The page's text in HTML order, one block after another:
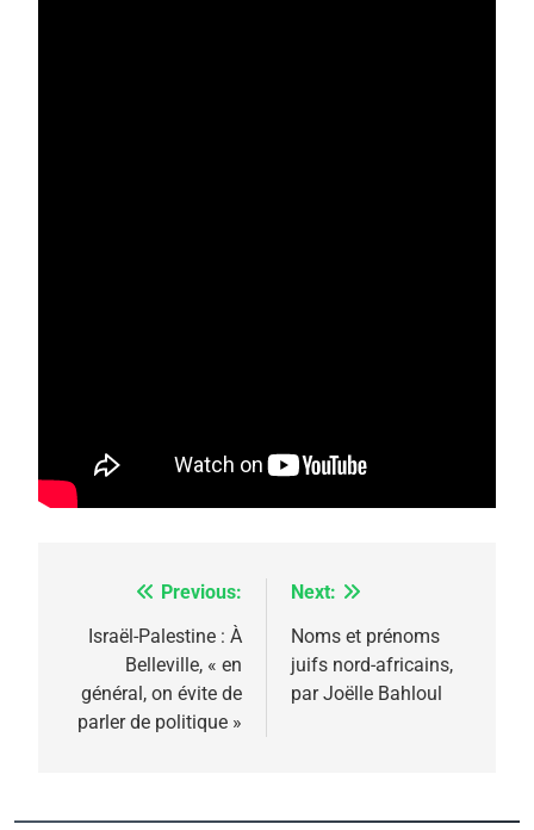
Navigation
de
l’article
Previous:
Israël-Palestine : À
Belleville, « en
général, on évite de
parler de politique »
Next:
Noms et prénoms
juifs nord-africains,
par Joëlle Bahloul
meurtrière selon le
rapport d’ADL contre
FRANCE ISRAÉL
FIÈRE, DIGNE ET RÉSILIENTE :
POURQUOI JE REVENDIQUE
MA JUDAÏTE par Thérèse
Zrihen-Dvir
ISRAÉL JUDAISME
JUDAISME